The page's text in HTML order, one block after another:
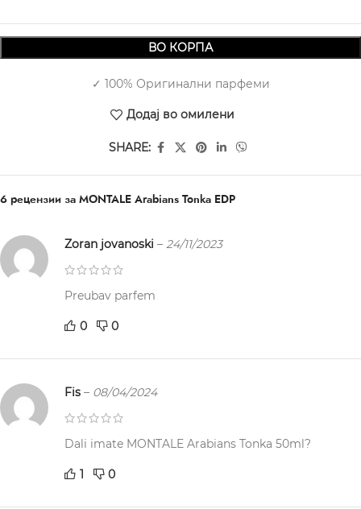
ВО КОРПА
✓ 100% Оригинални парфеми
Додај во омилени
SHARE:
6 рецензии за MONTALE Arabians Tonka EDP
Zoran jovanoski – 24/11/2023
Preubav parfem
0 0
Fis – 08/04/2024
Dali imate MONTALE Arabians Tonka 50ml?
1 0